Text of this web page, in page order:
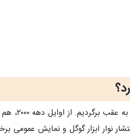
هم‌ زمان با رشد وب و افزایش تعداد سایت‌ ها،
ابزار گوگل و نمایش عمومی